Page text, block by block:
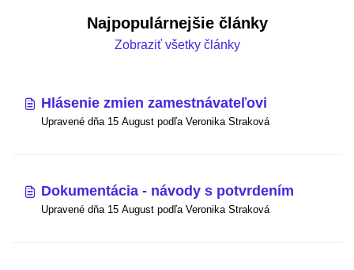
Najpopulárnejšie články
Zobraziť všetky články
Hlásenie zmien zamestnávateľovi
Upravené dňa 15 August podľa Veronika Straková
Dokumentácia - návody s potvrdením
Upravené dňa 15 August podľa Veronika Straková